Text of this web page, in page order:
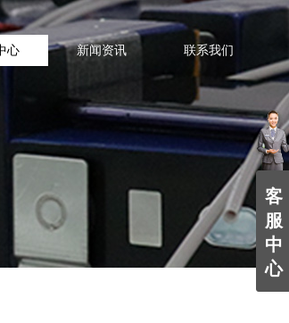
心 新闻资讯 联系我们
客
服
中
心